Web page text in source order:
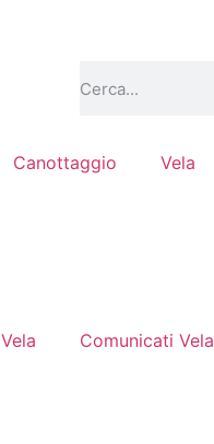
Canottaggio Vela
Vela Comunicati Vela